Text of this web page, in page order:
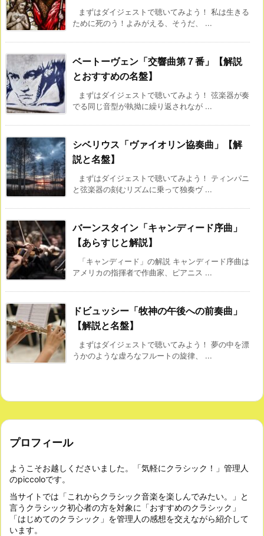
まずはダイジェストで聴いてみよう！ 私は生きる
ために死のう！よみがえる、そうだ、 ...
ベートーヴェン「交響曲第７番」【解説
とおすすめの名盤】
まずはダイジェストで聴いてみよう！ 弦楽器が奏
でる同じ音型が執拗に繰り返されなが ...
シベリウス「ヴァイオリン協奏曲」【解
説と名盤】
まずはダイジェストで聴いてみよう！ ティンパニ
と弦楽器の刻むリズムに乗って独奏ヴ ...
バーンスタイン「キャンディード序曲」
【あらすじと解説】
「キャンディード」の解説 キャンディード序曲は
アメリカの指揮者で作曲家、ピアニス ...
ドビュッシー「牧神の午後への前奏曲」
【解説と名盤】
まずはダイジェストで聴いてみよう！ 夢の中を漂
うかのような虚ろなフルートの旋律、 ...
プロフィール
ようこそお越しくださいました。「気軽にクラシック！」管理人
のpiccoloです。
当サイトでは「これからクラシック音楽を楽しんでみたい。」と
言うクラシック初心者の方を対象に「おすすめのクラシック」
「はじめてのクラシック」を管理人の感想を交えながら紹介して
います。